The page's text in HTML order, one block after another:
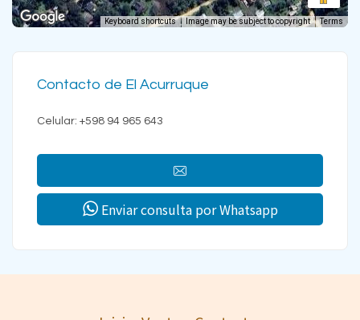
Keyboard shortcuts Image may be subject to copyright Terms
Contacto de El Acurruque
Celular: +598 94 965 643
Enviar consulta por Whatsapp